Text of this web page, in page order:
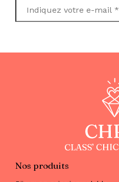
Nos produits